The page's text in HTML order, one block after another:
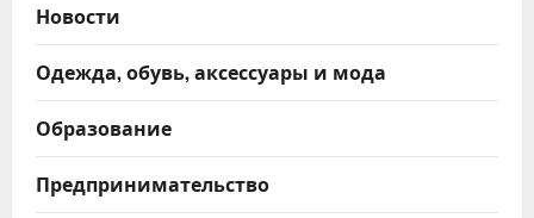
Новости
Одежда, обувь, аксессуары и мода
Образование
Предпринимательство